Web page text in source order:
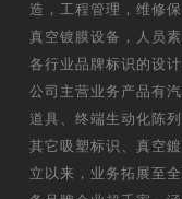
造，工程管理，维修
真空镀膜设备，人员
各行业品牌标识的设
公司主营业务产品有
道具、终端生动化陈
其它吸塑标识、真空
立以来，业务拓展至